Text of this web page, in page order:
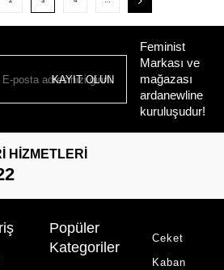
KAYIT OLUN
Feminist
Markası ve
mağazası
ardanewline
kuruluşudur!
HIZMETLERI
Popüler
Kategoriler
Ceket
Kaban